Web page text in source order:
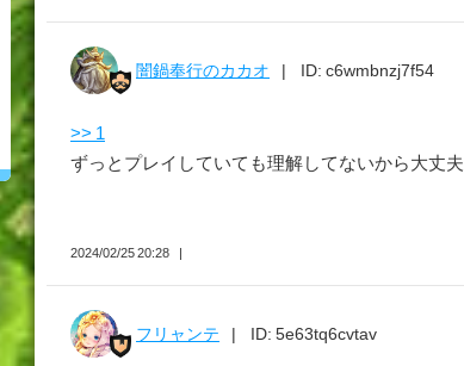
闇鍋奉行のカカオ ID: c6wmbnzj7f54
>> 1
ずっとプレイしていても理解してないから大丈
2024/02/25 20:28
フリャンテ ID: 5e63tq6cvtav